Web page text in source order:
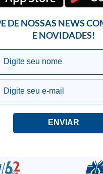
DE NOSSAS NEWS
E NOVIDADES!